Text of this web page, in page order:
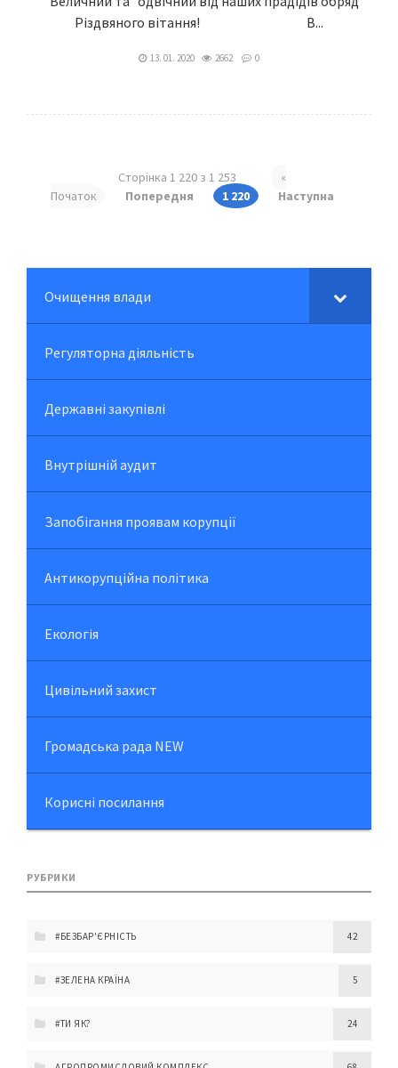
Різдвяного вітання! В...
13. 01. 2020 2662 0
Сторінка 1 220 з 1 253
«
Початок
Попередня 1 220 Наступна
Очищення влади
Регуляторна діяльність
Державні закупівлі
Внутрішній аудит
Запобігання проявам корупції
Антикорупційна політика
Екологія
Цивільний захист
Громадська рада NEW
Корисні посилання
РУБРИКИ
#БЕЗБАР'ЄРНІСТЬ 42
#ЗЕЛЕНА КРАЇНА 5
#ТИ ЯК? 24